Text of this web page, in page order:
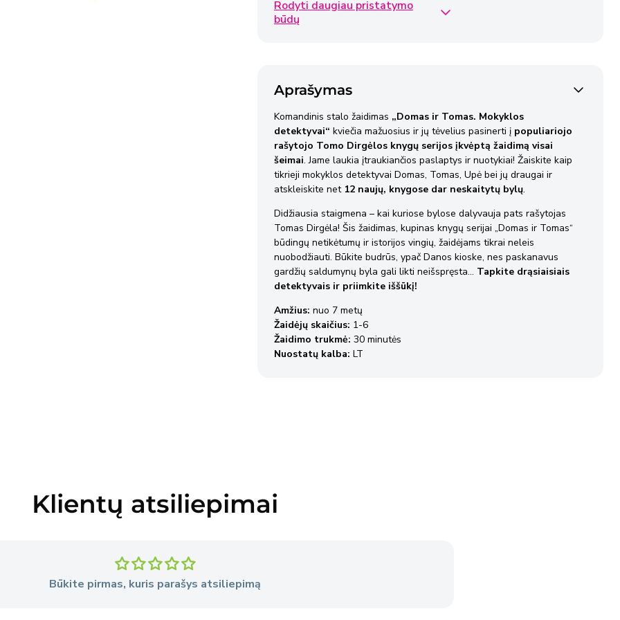
Omniva siunta
2-3 dienos
Venipak siunta
2-3 dienos
€4,50
Prekės pristatomos per 2–3 darbo dienas nuo užsakymo
pateikimo dienos, išskyrus atvejus, kai Pardavėjo sandėlyje nėra
reikiamų prekių.
Išsami informacijaapie pristatymo sąlygas.
Rodyti daugiau pristatymo
būdų
Aprašymas
Komandinis stalo žaidimas „Domas ir Tomas. Mokyklos
detektyvai“ kviečia mažuosius ir jų tėvelius pasinerti į populiariojo
rašytojo Tomo Dirgėlos knygų serijos įkvėptą žaidimą visai
šeimai. Jame laukia įtraukiančios paslaptys ir nuotykiai! Žaiskite kaip
tikrieji mokyklos detektyvai Domas, Tomas, Upė bei jų draugai ir
atskleiskite net 12 naujų, knygose dar neskaitytų bylų.
Didžiausia staigmena – kai kuriose bylose dalyvauja pats rašytojas
Tomas Dirgėla! Šis žaidimas, kupinas knygų serijai „Domas ir Tomas“
būdingų netikėtumų ir istorijos vingių, žaidėjams tikrai neleis
nuobodžiauti. Būkite budrūs, ypač Danos kioske, nes paskanavus
gardžių saldumynų byla gali likti neišspręsta... Tapkite drąsiaisiais
detektyvais ir priimkite iššūkį!
Amžius: nuo 7 metų
Žaidėjų skaičius: 1-6
Žaidimo trukmė: 30 minutės
Nuostatų kalba: LT
Klientų atsiliepimai
Būkite pirmas, kuris parašys atsiliepimą